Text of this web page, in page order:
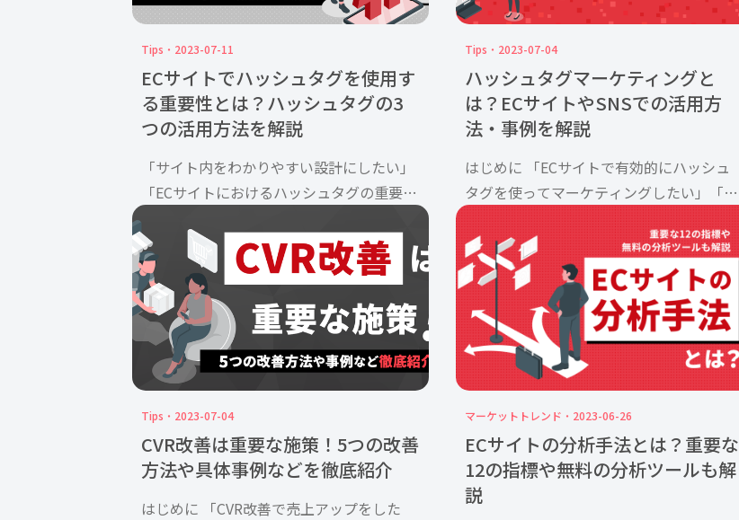
Tips 2023-07-11
ECサイトでハッシュタグを使用す
る重要性とは？ハッシュタグの3
つの活用方法を解説
「サイト内をわかりやすい設計にしたい」
「ECサイトにおけるハッシュタグの重要性
方も多いのではないでしょうか。ECサイト
におけるハッシュタグ検索は「タグ検索」
とも言います。ECサイト […]
Tips 2023-07-04
ハッシュタグマーケティングと
は？ECサイトやSNSでの活用方
法・事例を解説
はじめに 「ECサイトで有効的にハッシュ
タグを使ってマーケティングしたい」「ハ
ッシュタグマーケティングをするメリット
は？」 といった悩みを抱える方も多いので
はないでしょうか。SNSでよく見るハッシ
ュタグですが、昨今カテゴ […]
Tips 2023-07-04
CVR改善は重要な施策！5つの改善
方法や具体事例などを徹底紹介
はじめに 「CVR改善で売上アップをした
マーケットトレンド 2023-06-26
ECサイトの分析手法とは？重要な
12の指標や無料の分析ツールも解
説